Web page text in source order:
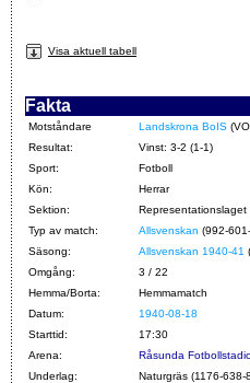
Visa aktuell tabell
Fakta
Motståndare Landskrona BoIS
Resultat:
Vinst: 3-2 (1-1)
Sport:
Fotboll
Kön:
Herrar
Sektion:
Representationslaget
Typ av match:
Allsvenskan (992-
Säsong:
Allsvenskan 1940-41
Omgång:
3 / 22
Hemma/Borta:
Hemmamatch
Datum:
1940-08-18
Starttid:
17:30
Arena:
Råsunda
Underlag:
Naturgräs (1176-638-